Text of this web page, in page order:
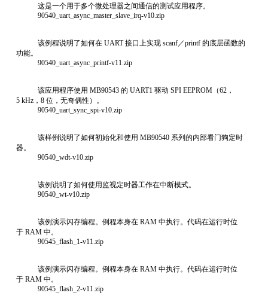
这是一个用于多个微处理器之间通信的测试应用程序。
90540_uart_async_master_slave_irq-v10.zip
该例程说明了如何在 UART 接口上实现 scanf／printf 的底层函数的
功能。
90540_uart_async_printf-v11.zip
该应用程序使用 MB90543 的 UART1 驱动 SPI EEPROM（62，
5 kHz，8 位，无奇偶性）。
90540_uart_sync_spi-v10.zip
该样例说明了如何初始化和使用 MB90540 系列的内部看门狗定时
器。
90540_wdt-v10.zip
该例说明了如何使用监视定时器工作在中断模式。
90540_wt-v10.zip
该例演示闪存编程。例程本身在 RAM 中执行。代码在运行时位
于 RAM 中。
90545_flash_1-v11.zip
该例演示闪存编程。例程本身在 RAM 中执行。代码在运行时位
于 RAM 中。
90545_flash_2-v11.zip